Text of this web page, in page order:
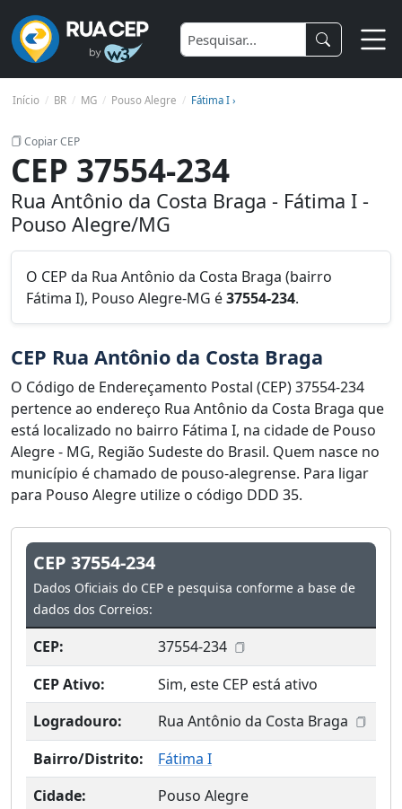
Início BR MG Pouso Alegre Fátima I ›
Copiar CEP
CEP 37554-234
Rua Antônio da Costa Braga - Fátima I -
Pouso Alegre/MG
O CEP da Rua Antônio da Costa Braga (bairro
Fátima I), Pouso Alegre-MG é37554-234.
CEP Rua Antônio da Costa Braga
O Código de Endereçamento Postal (CEP) 37554-234
pertence ao endereço Rua Antônio da Costa Braga que
está localizado no bairro Fátima I, na cidade de Pouso
Alegre - MG, Região Sudeste do Brasil. Quem nasce no
município é chamado de pouso-alegrense. Para ligar
para Pouso Alegre utilize o código DDD 35.
CEP 37554-234
Dados Oficiais do CEP e pesquisa conforme a base de
dados dos Correios:
CEP:
37554-234
CEP Ativo:
Sim, este CEP está ativo
Logradouro:
Rua Antônio da Costa Braga
Bairro/Distrito:
Fátima I
Cidade:
Pouso Alegre